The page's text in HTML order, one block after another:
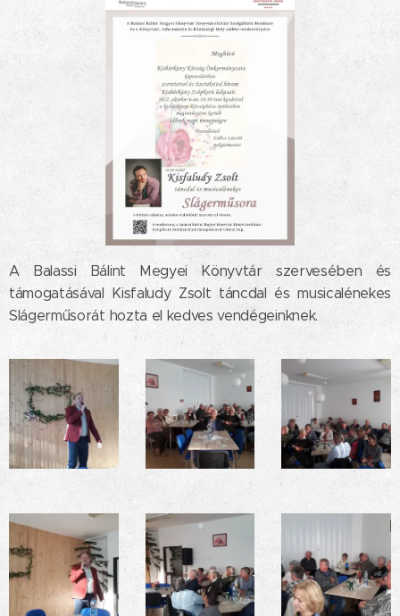
A Balassi Bálint Megyei Könyvtár szervesében és
támogatásával Kisfaludy Zsolt táncdal és musicalénekes
Slágerműsorát hozta el kedves vendégeinknek.